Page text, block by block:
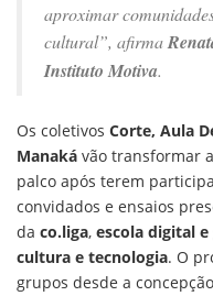
aproximar
cultural”, afirma
Instituto Motiva.
Os coletivos Corte, Aula
Manaká vão transformar
palco após terem
convidados e ensaios
da co.liga, escola digital
cultura e tecnologia. O
grupos desde a